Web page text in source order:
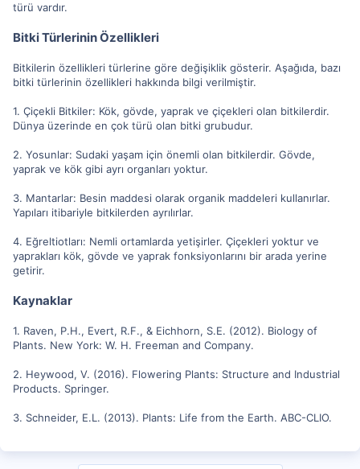
türü vardır.
Bitki Türlerinin Özellikleri
Bitkilerin özellikleri türlerine göre değişiklik gösterir. Aşağıda, bazı
bitki türlerinin özellikleri hakkında bilgi verilmiştir.
1. Çiçekli Bitkiler: Kök, gövde, yaprak ve çiçekleri olan bitkilerdir.
Dünya üzerinde en çok türü olan bitki grubudur.
2. Yosunlar: Sudaki yaşam için önemli olan bitkilerdir. Gövde,
yaprak ve kök gibi ayrı organları yoktur.
3. Mantarlar: Besin maddesi olarak organik maddeleri kullanırlar.
Yapıları itibariyle bitkilerden ayrılırlar.
4. Eğreltiotları: Nemli ortamlarda yetişirler. Çiçekleri yoktur ve
yaprakları kök, gövde ve yaprak fonksiyonlarını bir arada yerine
getirir.
Kaynaklar
1. Raven, P.H., Evert, R.F., & Eichhorn, S.E. (2012). Biology of
Plants. New York: W. H. Freeman and Company.
2. Heywood, V. (2016). Flowering Plants: Structure and Industrial
Products. Springer.
3. Schneider, E.L. (2013). Plants: Life from the Earth. ABC-CLIO.